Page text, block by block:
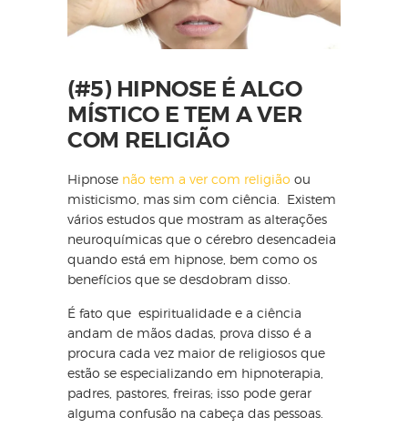
(#5) HIPNOSE É ALGO
MÍSTICO E TEM A VER
COM RELIGIÃO
Hipnose não tem a ver com religião ou
misticismo, mas sim com ciência. Existem
vários estudos que mostram as alterações
neuroquímicas que o cérebro desencadeia
quando está em hipnose, bem como os
benefícios que se desdobram disso.
É fato que espiritualidade e a ciência
andam de mãos dadas, prova disso é a
procura cada vez maior de religiosos que
estão se especializando em hipnoterapia,
padres, pastores, freiras; isso pode gerar
alguma confusão na cabeça das pessoas.